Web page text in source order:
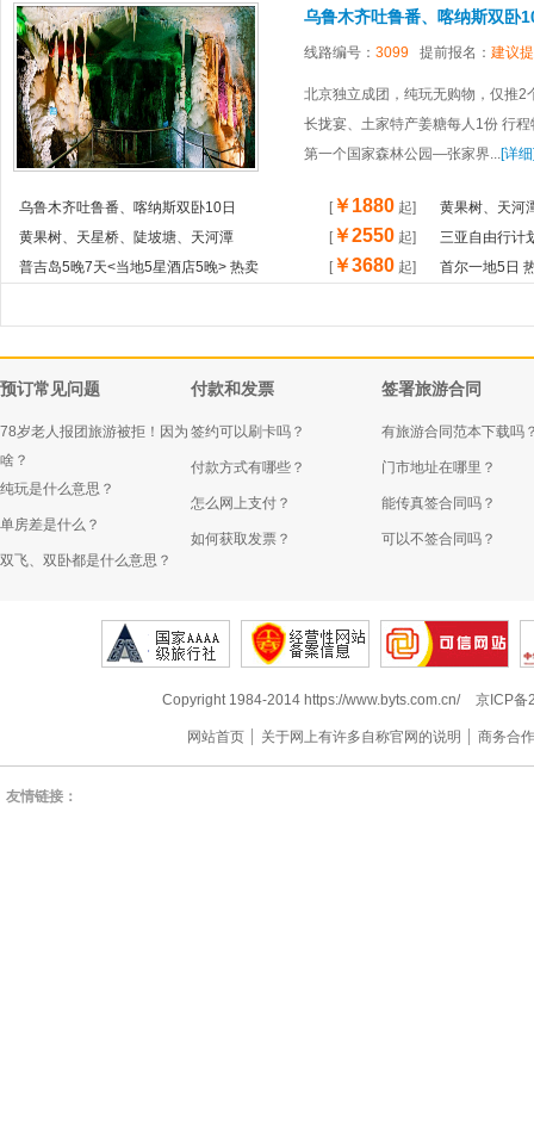
乌鲁木齐吐鲁番、喀纳斯双卧
线路编号： 3099 提前报名： 建议
北京独立成团，纯玩无购物，仅推
长拢宴、土家特产姜糖每人1份 行
第一个国家森林公园—张家界...[详
乌鲁木齐吐鲁番、喀纳斯双卧10日 [￥1880 起]
黄果树、天河
黄果树、天星桥、陡坡塘、天河潭
[￥2550 起]
三亚自由行计
普吉岛5晚7天<当地5星酒店5晚> 热卖
[￥3680 起] 首尔一地5日
预订常见问题
78岁老人报团旅游被拒！因为
啥？
纯玩是什么意思？
单房差是什么？
双飞、双卧都是什么意思？
付款和发票
签约可以刷卡吗？
付款方式有哪些？
怎么网上支付？
如何获取发票？
签署旅游合同
有旅游合同范本下载吗
门市地址在哪里？
能传真签合同吗？
可以不签合同吗？
Copyright 1984-2014 https://www.byts.com.cn/ 京ICP备
网站首页 关于网上有许多自称官网的说明 商务合
友情链接：